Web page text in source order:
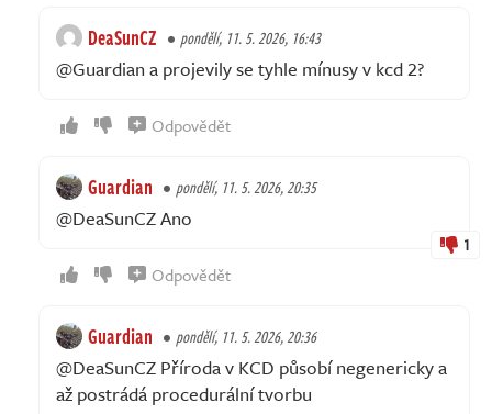
DeaSunCZ pondělí, 11. 5. 2026, 16:43
@Guardian a projevily se tyhle mínusy v kcd 2?
Odpovědět
Guardian pondělí, 11. 5. 2026, 20:35
@DeaSunCZ Ano
1
Odpovědět
Guardian pondělí, 11. 5. 2026, 20:36
@DeaSunCZ Příroda v KCD působí negenericky a
až postrádá procedurální tvorbu